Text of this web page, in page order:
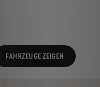
FAHRZEUGE ZEIGEN